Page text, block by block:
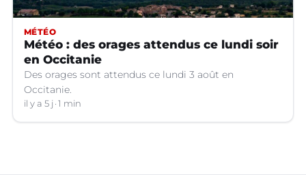
MÉTÉO
Météo : des orages attendus ce lundi soir
en Occitanie
Des orages sont attendus ce lundi 3 août en
Occitanie.
il y a 5 j 1 min